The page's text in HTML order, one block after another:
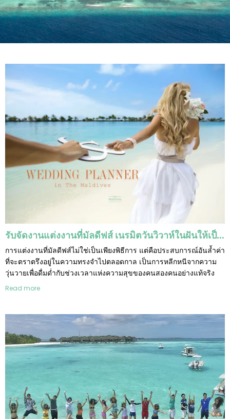
รับจัดงานแต่งงานที่มัลดีฟส์ เนรมิตวันวิวาห์ในฝันให้เป็นจริงกับ Like Maldives
การแต่งงานที่มัลดีฟส์ไม่ใช่เป็นเพียงพิธีการ แต่คือประสบการณ์อันล้ำค่า
ที่จะตราตรึงอยู่ในความทรงจำไปตลอดกาล เป็นการหลีกหนีจากความ
วุ่นวายเพื่อดื่มด่ำกับช่วงเวลาแห่งความสุขของคนสองคนอย่างแท้จริง
Read more